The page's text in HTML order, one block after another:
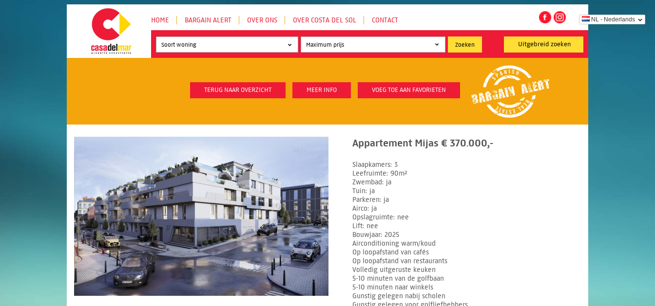
NL - Nederlands
HOME BARGAIN ALERT OVER ONS OVER COSTA DEL SOL CONTACT
Uitgebreid zoeken
Soort woning
TERUG NAAR OVERZICHT MEER INFO VOEG TOE AAN FAVORIETEN
Appartement Mijas € 370.000,-
Slaapkamers 3
Leefruimte 90m²
Zwembad
ja
Tuin ja
Parkeren ja
Airco ja
Opslagruimte nee
Lift nee
Bouwjaar 2025
Airconditioning warm/koud
Op loopafstand van cafés
Op loopafstand van restaurants
Volledig uitgeruste keuken
5-10 minuten van de golfbaan
5-10 minuten naar winkels
Gunstig gelegen nabij scholen